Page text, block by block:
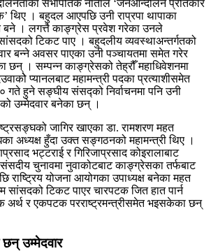
सभापतिकै नाताले ‘जनआन्दोलन प्रतिकार
थिए । बहुदल आएपछि उनी राप्रपा थापाका
बने । लगत्तै काङ्ग्रेस प्रवेश गरेका उनले
टिकट पाए । बहुदलीय व्यवस्थाअन्तर्गतको
बन्ने अवसर पाएका उनी पञ्चायतमा समेत गरेर
छन् । सम्पन्न काङ्ग्रेसको तेह्रौँ महाधिवेशनमा
प्यानलबाट महामन्त्री पदका प्रत्याशीसमेत
गते हुने सङ्घीय संसद्को निर्वाचनमा पनि उनी
उम्मेदवार बनेका छन् ।
जागिर खाएका डा. रामशरण महत
अध्यक्ष हुँदा उक्त सङ्गठनको महामन्त्री थिए ।
भट्टराई र गिरिजाप्रसाद कोइरालाबाट
चुनावमा नुवाकोटबाट काङ्ग्रेसका तर्फबाट
राष्ट्रिय योजना आयोगका उपाध्यक्ष बनेका महत
सांसदको टिकट पाएर चारपटक जित हात पार्न
अर्थ र एकपटक परराष्ट्रमन्त्रीसमेत भइसकेका छन्
उम्मेदवार